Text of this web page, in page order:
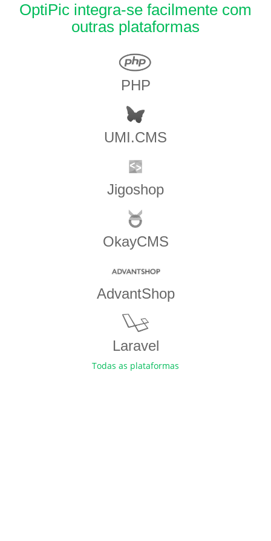
OptiPic integra-se facilmente com
outras plataformas
PHP
UMI.CMS
Jigoshop
OkayCMS
AdvantShop
Laravel
Todas as plataformas